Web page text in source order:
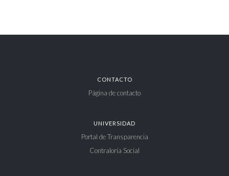
CONTACTO
Página de contacto
UNIVERSIDAD
Portal de Transparencia
Contraloría Social